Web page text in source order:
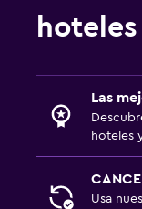
Las
hoteles
Usa